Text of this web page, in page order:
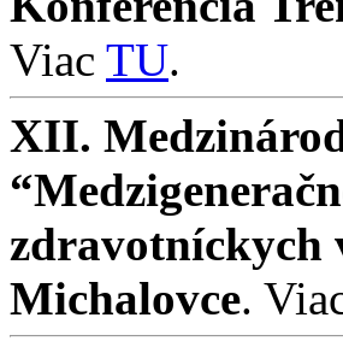
Viac TU.
XII.
zdravotníckych
Michalovce.